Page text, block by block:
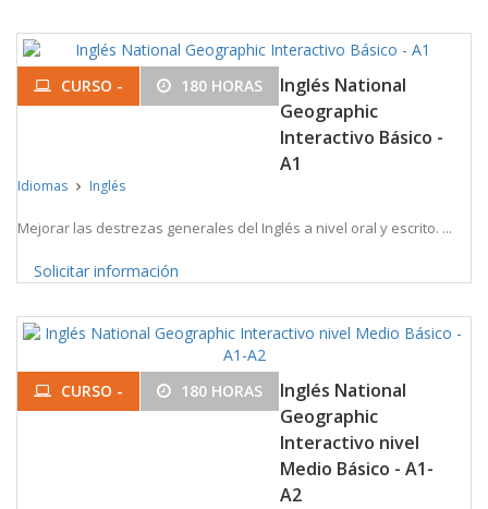
CURSO - 180 HORAS
Inglés National
Geographic
Interactivo Básico -
A1
Idiomas Inglés
Mejorar las destrezas generales del Inglés a nivel oral y escrito. ...
Solicitar información
CURSO - 180 HORAS
Inglés National
Geographic
Interactivo nivel
Medio Básico - A1-
A2